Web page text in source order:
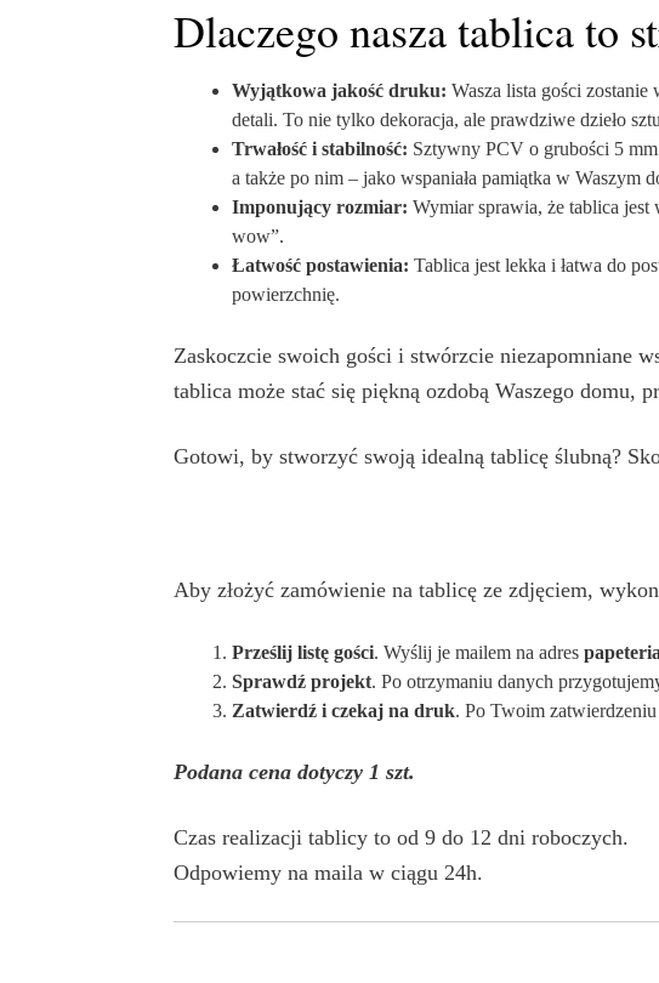
Dlaczego nasza tablica to
Wyjątkowa jakość druku: Wasza lista gości
detali. To nie tylko dekoracja, ale prawdziwe dzieło
Trwałość i stabilność: Sztywny PCV o grubości 5 mm
a także po nim – jako wspaniała pamiątka w Waszym
Imponujący rozmiar: Wymiar sprawia, że tablica jest
wow”.
Łatwość postawienia: Tablica jest lekka i łatwa do
powierzchnię.
Zaskoczcie swoich gości i stwórzcie niezapomniane
tablica może stać się piękną ozdobą Waszego domu,
Gotowi, by stworzyć swoją idealną tablicę ślubną?
Aby złożyć zamówienie na tablicę ze zdjęciem,
Prześlij listę gości. Wyślij je mailem na adres
Sprawdź projekt. Po otrzymaniu danych
Zatwierdź i czekaj na druk. Po Twoim
Podana cena dotyczy 1 szt.
Czas realizacji tablicy to od 9 do 12 dni roboczych.
Odpowiemy na maila w ciągu 24h.